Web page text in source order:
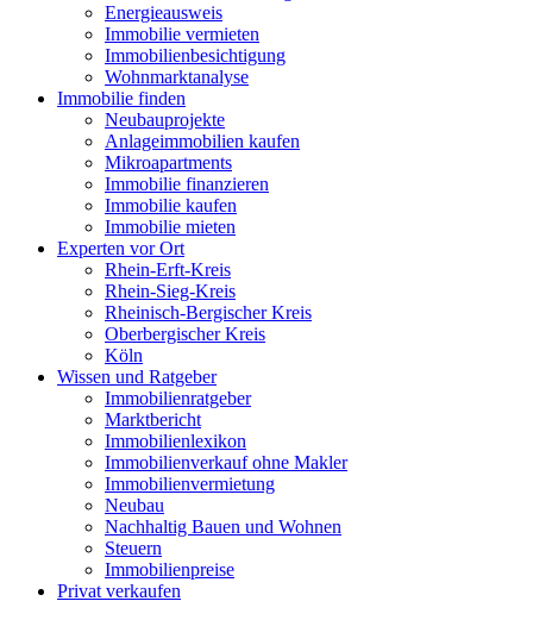
Energieausweis
Immobilie vermieten
Immobilienbesichtigung
Wohnmarktanalyse
Immobilie finden
Neubauprojekte
Anlageimmobilien kaufen
Mikroapartments
Immobilie finanzieren
Immobilie kaufen
Immobilie mieten
Experten vor Ort
Rhein-Erft-Kreis
Rhein-Sieg-Kreis
Rheinisch-Bergischer Kreis
Oberbergischer Kreis
Köln
Wissen und Ratgeber
Immobilienratgeber
Marktbericht
Immobilienlexikon
Immobilienverkauf ohne Makler
Immobilienvermietung
Neubau
Nachhaltig Bauen und Wohnen
Steuern
Immobilienpreise
Privat verkaufen